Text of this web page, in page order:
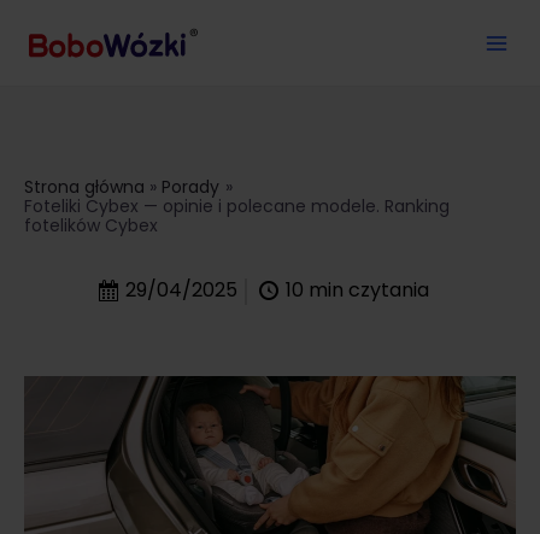
Strona główna
Porady
Foteliki Cybex — opinie i polecane modele. Ranking
fotelików Cybex
29/04/2025 10 min czytania